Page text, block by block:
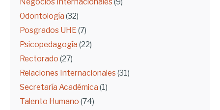
Odontología (32)
Posgrados UHE(7)
Psicopedagogía (22)
Rectorado (27)
Relaciones Internacionales (31)
Secretaría Académica (1)
Talento Humano (74)